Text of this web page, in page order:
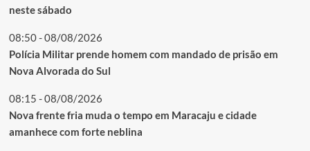
neste sábado
08:50 - 08/08/2026
Polícia Militar prende homem com mandado de prisão em
Nova Alvorada do Sul
08:15 - 08/08/2026
Nova frente fria muda o tempo em Maracaju e cidade
amanhece com forte neblina